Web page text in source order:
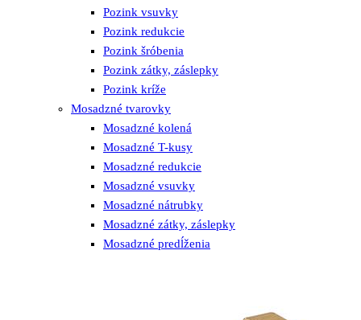
Pozink vsuvky
Pozink redukcie
Pozink šróbenia
Pozink zátky, záslepky
Pozink kríže
Mosadzné tvarovky
Mosadzné kolená
Mosadzné T-kusy
Mosadzné redukcie
Mosadzné vsuvky
Mosadzné nátrubky
Mosadzné zátky, záslepky
Mosadzné predĺženia